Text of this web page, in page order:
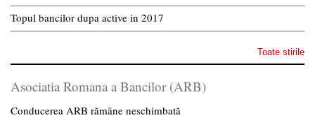
Topul bancilor dupa active in 2017
Toate stirile
Asociatia Romana a Bancilor (ARB)
Conducerea ARB rămâne neschimbată